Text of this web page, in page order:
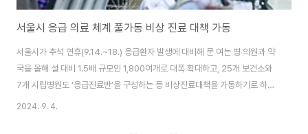
서울시 응급 의료 체계 풀가동 비상 진료 대책 가동
서울시가 추석 연휴(9.14.~18.) 응급환자 발생에 대비해 문 여는 병‧의원과 약
국을 올해 설 대비 1.5배 규모인 1,800여개로 대폭 확대하고, 25개 보건소와
7개 시립병원도 ‘응급진료반’을 구성하는 등 비상진료대책을 가동하기로 하였
습니다. 25개 보건소는 추석당일 정상진료하고 대부분 의료기관이 명절 기
2024. 9. 4.